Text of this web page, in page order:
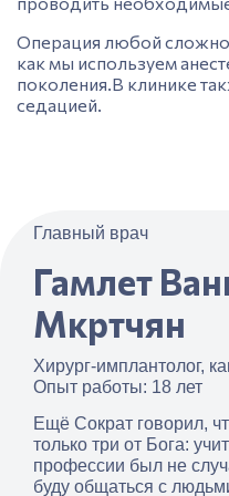
Операция любой
как мы используем
поколения.В клинике
седацией.
Главный врач
Гамлет
Мкртчян
Хирург-имплантолог,
Опыт работы: 18 лет
Ещё Сократ говорил,
только три от Бога:
профессии был не
буду общаться с